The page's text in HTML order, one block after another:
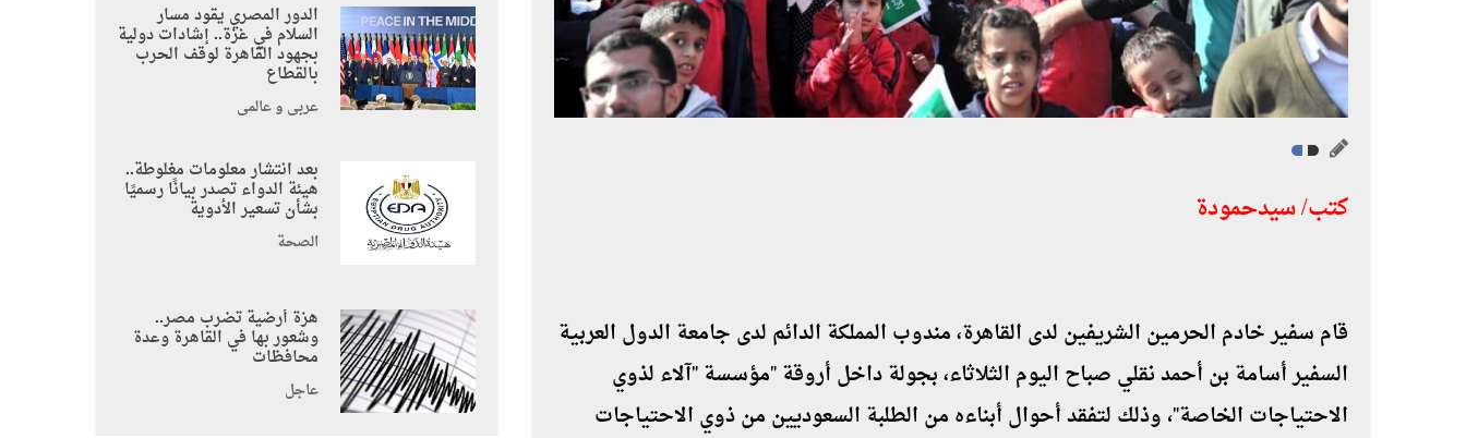
كتب/ سيدحمودة
قام سفير خادم الحرمين الشريفين لدى القاهرة، مندوب المملكة الدائم لدى جامعة الدول العربية
السفير أسامة بن أحمد نقلي صباح اليوم الثلاثاء، بجولة داخل أروقة "مؤسسة "آلاء لذوي
الاحتياجات الخاصة"٬ وذلك لتفقد أحوال أبناءه من الطلبة السعوديين من ذوي الاحتياجات
الدور المصري يقود مسار
السلام في غزة.. إشادات دولية
بجهود القاهرة لوقف الحرب
بالقطاع
عربي و عالمي
بعد انتشار معلومات مغلوطة..
هيئة الدواء تصدر بيانًا رسميًا
بشأن تسعير الأدوية
الصحة
هزة أرضية تضرب مصر..
وشعور بها في القاهرة وعدة
محافظات
عاجل